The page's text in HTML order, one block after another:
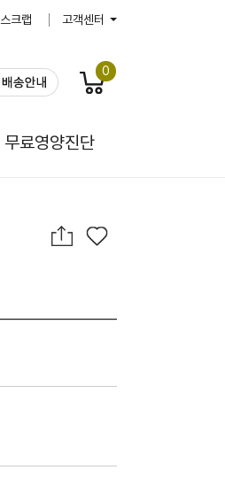
스크랩 고객센터
0
무료영양진단